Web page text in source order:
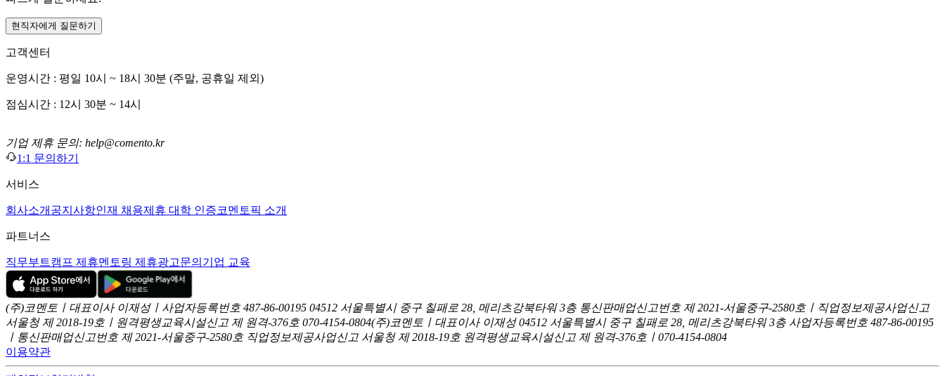
현직자에게 질문하기
고객센터
운영시간 : 평일 10시 ~ 18시 30분 (주말, 공휴일 제외)
점심시간 : 12시 30분 ~ 14시
기업 제휴 문의: help@comento.kr
1:1 문의하기
서비스
회사소개 공지사항인재 채용제휴 대학 인증코멘토픽 소개
파트너스
직무부트캠프 제휴멘토링 제휴광고문의 기업 교육
(주)코멘토ㅣ대표이사 이재성ㅣ사업자등록번호 487-86-00195 04512 서울특별시 중구 칠패로 28, 메리츠강북타워 3층 통신판매업신고번호 제 2021-서울중구-2580호ㅣ직업정보제공사업신고
서울청 제 2018-19호ㅣ원격평생교육시설신고 제 원격-376호 070-4154-0804(주)코멘토ㅣ대표이사 이재성 04512 서울특별시 중구 칠패로 28, 메리츠강북타워 3층 사업자등록번호 487-86-00195
ㅣ통신판매업신고번호 제 2021-서울중구-2580호 직업정보제공사업신고 서울청 제 2018-19호 원격평생교육시설신고 제 원격-376호ㅣ070-4154-0804
이용약관